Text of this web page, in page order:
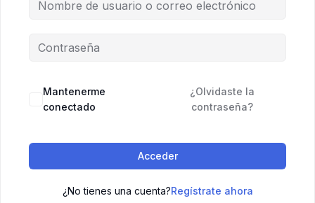
Mantenerme
conectado
¿Olvidaste la
contraseña?
Acceder
¿No tienes una cuenta?Regístrate ahora